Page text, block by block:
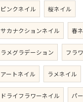
ピンクネイル 桜ネイル
サカナクションネイル 春
ラメグラデーション フラ
アートネイル ラメネイル
ドライフラワーネイル パ